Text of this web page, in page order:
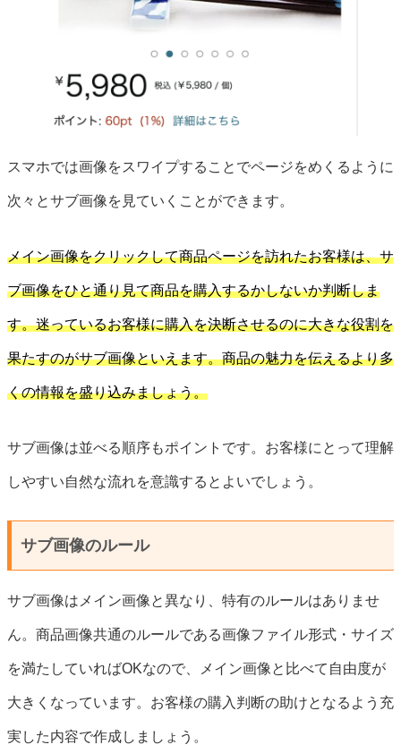
スマホでは画像をスワイプすることでページをめくるように
次々とサブ画像を見ていくことができます。
メイン画像をクリックして商品ページを訪れたお客様は、サ
ブ画像をひと通り見て商品を購入するかしないか判断しま
す。迷っているお客様に購入を決断させるのに大きな役割を
果たすのがサブ画像といえます。商品の魅力を伝えるより多
くの情報を盛り込みましょう。
サブ画像は並べる順序もポイントです。お客様にとって理解
しやすい自然な流れを意識するとよいでしょう。
サブ画像のルール
サブ画像はメイン画像と異なり、特有のルールはありませ
ん。商品画像共通のルールである画像ファイル形式・サイズ
を満たしていればOKなので、メイン画像と比べて自由度が
大きくなっています。お客様の購入判断の助けとなるよう充
実した内容で作成しましょう。